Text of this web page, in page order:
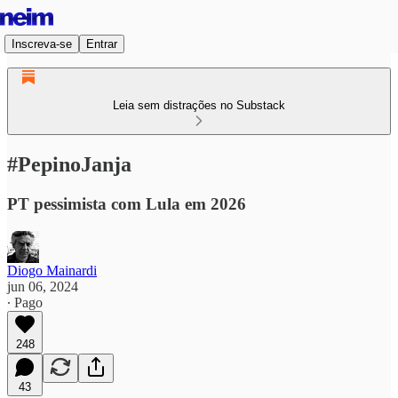
Inscreva-se Entrar
Leia sem distrações no Substack
#PepinoJanja
PT pessimista com Lula em 2026
Diogo Mainardi
jun 06, 2024
∙ Pago
248
43